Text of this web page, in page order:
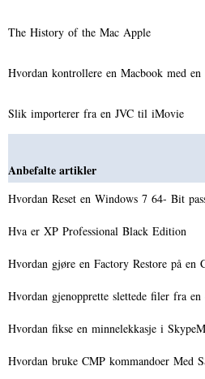
The History of the Mac Apple
Hvordan kontrollere en Macbook med
Slik importerer fra en JVC til iMovie
Anbefalte artikler
Hvordan Reset en Windows 7 64- Bit
Hva er XP Professional Black Edition
Hvordan gjøre en Factory Restore på en
Hvordan gjenopprette slettede filer fra
Hvordan fikse en minnelekkasje i
Hvordan bruke CMP kommandoer Med